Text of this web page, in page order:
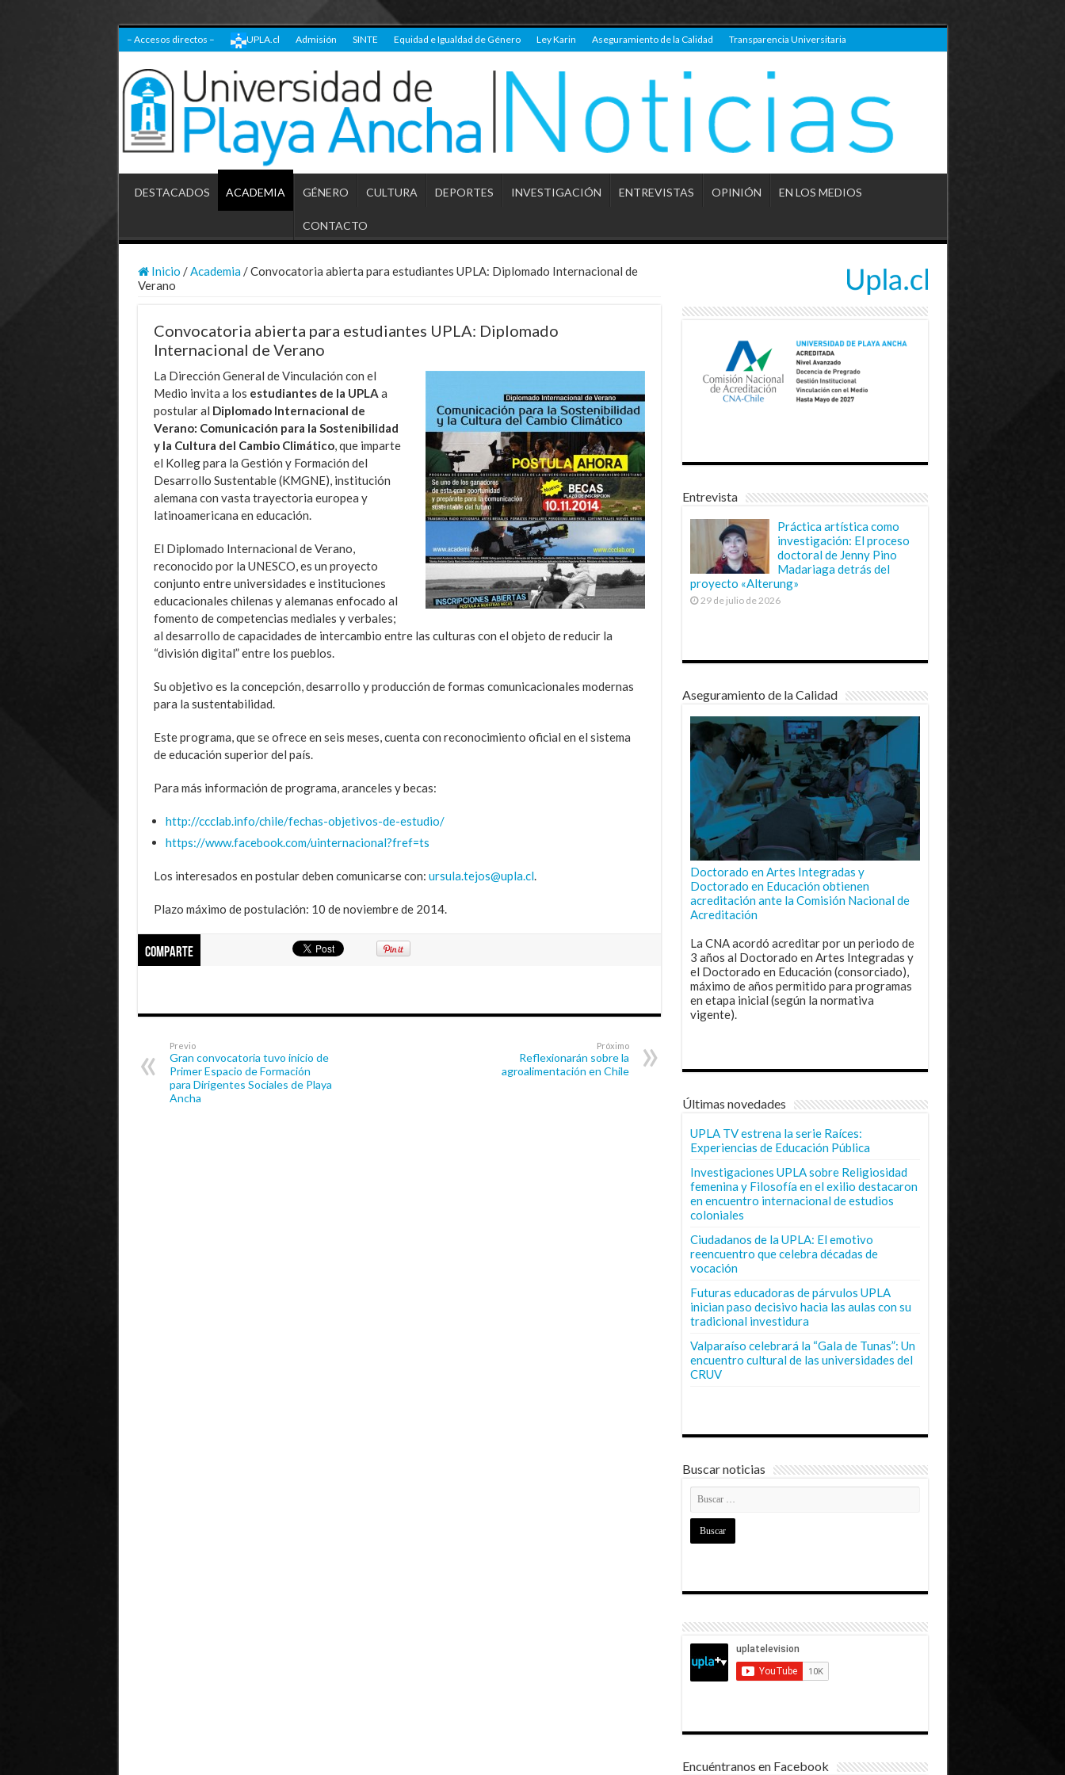
– Accesos directos – UPLA.cl Admisión SINTE Equidad e Igualdad de Género Ley Karin Aseguramiento de la Calidad Transparencia Universitaria
DESTACADOS ACADEMIA GÉNERO CULTURA DEPORTES INVESTIGACIÓN ENTREVISTAS OPINIÓN EN LOS MEDIOS
CONTACTO
Inicio / Academia /Convocatoria abierta para estudiantes UPLA: Diplomado Internacional de
Verano
Convocatoria abierta para estudiantes UPLA: Diplomado
Internacional de Verano
La Dirección General de Vinculación con el
Medio invita a los estudiantes de la UPLA a
postular al Diplomado Internacional de
Verano: Comunicación para la Sostenibilidad
y la Cultura del Cambio Climático, que imparte
el Kolleg para la Gestión y Formación del
Desarrollo Sustentable (KMGNE), institución
alemana con vasta trayectoria europea y
latinoamericana en educación.
El Diplomado Internacional de Verano,
reconocido por la UNESCO, es un proyecto
conjunto entre universidades e instituciones
educacionales chilenas y alemanas enfocado al
fomento de competencias mediales y verbales;
al desarrollo de capacidades de intercambio entre las culturas con el objeto de reducir la
“división digital” entre los pueblos.
Su objetivo es la concepción, desarrollo y producción de formas comunicacionales modernas
para la sustentabilidad.
Este programa, que se ofrece en seis meses, cuenta con reconocimiento oficial en el sistema
de educación superior del país.
Para más información de programa, aranceles y becas:
http://ccclab.info/chile/fechas-objetivos-de-estudio/
https://www.facebook.com/uinternacional?fref=ts
Los interesados en postular deben comunicarse con: ursula.tejos@upla.cl.
Plazo máximo de postulación: 10 de noviembre de 2014.
Comparte
Previo
Gran convocatoria tuvo inicio de
Primer Espacio de Formación
para Dirigentes Sociales de Playa
Ancha
Próximo
Reflexionarán sobre la
agroalimentación en Chile
Entrevista
Práctica artística como
investigación: El proceso
doctoral de Jenny Pino
Madariaga detrás del
proyecto «Alterung»
29 de julio de 2026
Aseguramiento de la Calidad
Doctorado en Artes Integradas y
Doctorado en Educación obtienen
acreditación ante la Comisión Nacional de
Acreditación
La CNA acordó acreditar por un periodo de
3 años al Doctorado en Artes Integradas y
el Doctorado en Educación (consorciado),
máximo de años permitido para programas
en etapa inicial (según la normativa
vigente).
Últimas novedades
UPLA TV estrena la serie Raíces:
Experiencias de Educación Pública
Investigaciones UPLA sobre Religiosidad
femenina y Filosofía en el exilio destacaron
en encuentro internacional de estudios
coloniales
Ciudadanos de la UPLA: El emotivo
reencuentro que celebra décadas de
vocación
Futuras educadoras de párvulos UPLA
inician paso decisivo hacia las aulas con su
tradicional investidura
Valparaíso celebrará la “Gala de Tunas”: Un
encuentro cultural de las universidades del
CRUV
Buscar noticias
Encuéntranos en Facebook